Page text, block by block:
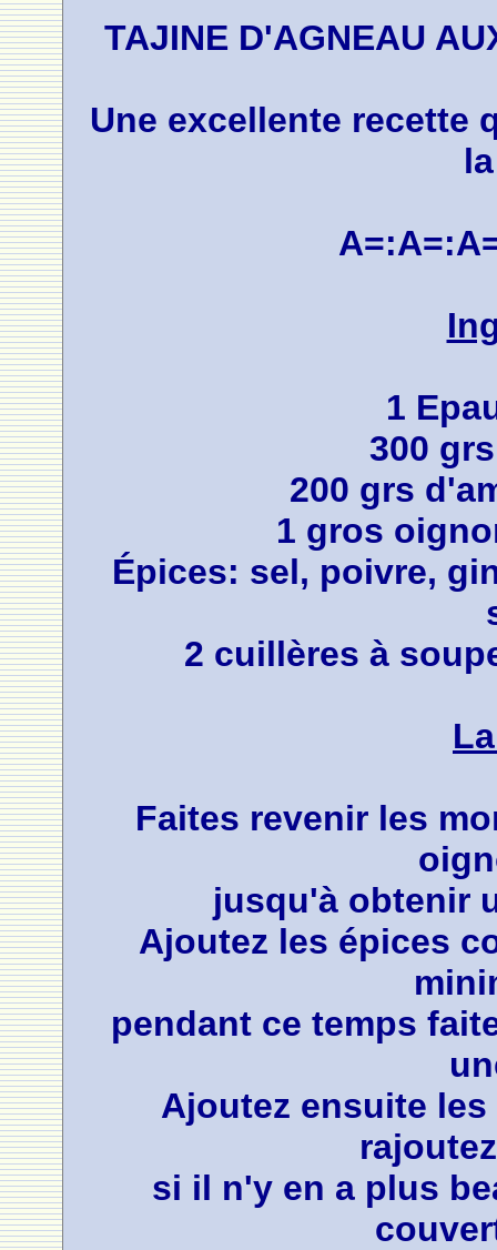
TAJINE D'AGNEAU
Une excellente recette
1
300
200 grs
1 gros
Épices: sel, poivre,
2 cuillères à
Faites revenir les
jusqu'à obtenir
Ajoutez les épices
pendant ce temps
Ajoutez ensuite
si il n'y en a plus